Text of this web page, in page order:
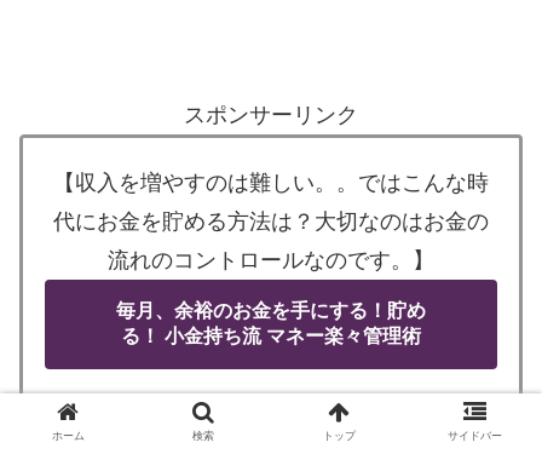
スポンサーリンク
【収入を増やすのは難しい。。ではこんな時
代にお金を貯める方法は？大切なのはお金の
流れのコントロールなのです。】
毎月、余裕のお金を手にする！貯め
る！ 小金持ち流 マネー楽々管理術
ホーム 検索 トップ サイドバー